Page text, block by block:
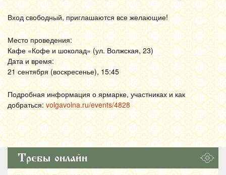
Вход свободный, приглашаются все желающие!
Место проведения:
Кафе «Кофе и шоколад» (ул. Волжская, 23)
Дата и время:
21 сентября (воскресенье), 15:45
Подробная информация о ярмарке, участниках и как
добраться:volgavolna.ru/events/4828
Требы онлайн